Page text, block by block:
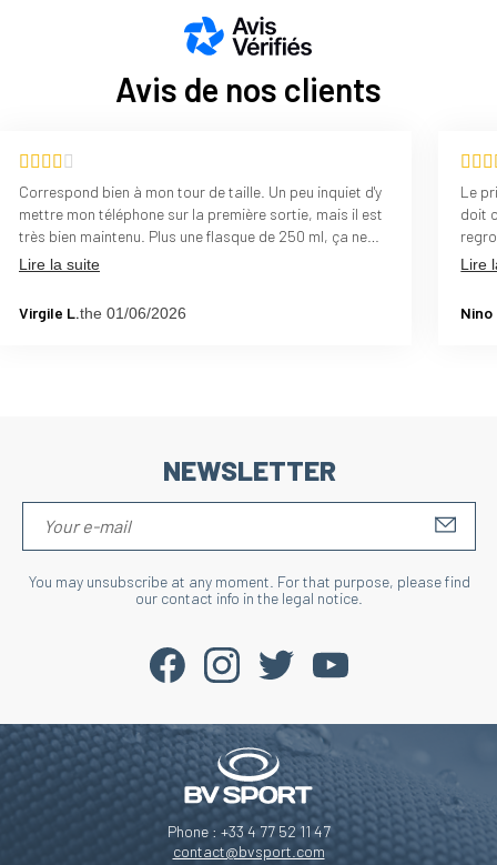
Avis de nos clients
Correspond bien à mon tour de taille. Un peu inquiet d'y
mettre mon téléphone sur la première sortie, mais il est
très bien maintenu. Plus une flasque de 250 ml, ça ne
bouge pas.Le tissu est très doux, pas d'irritations. En
Lire la suite
Virgile L.the 01/06/2026
Le
doit
Lire
Nino
NEWSLETTER
You may unsubscribe at any moment. For that purpose, please find
our contact info in the legal notice.
Phone : +33 4 77 52 11 47
contact@bvsport.com